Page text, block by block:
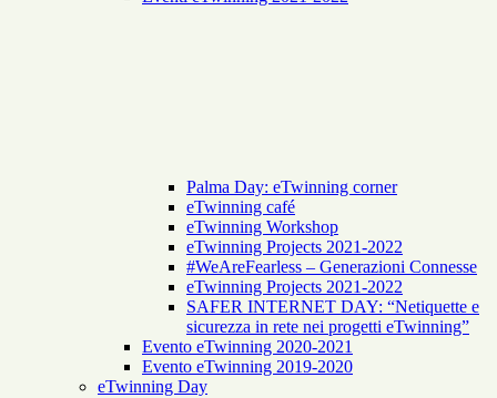
Palma Day: eTwinning corner
eTwinning café
eTwinning Workshop
eTwinning Projects 2021-2022
#WeAreFearless – Generazioni Connesse
eTwinning Projects 2021-2022
SAFER INTERNET DAY: “Netiquette e
sicurezza in rete nei progetti eTwinning”
Evento eTwinning 2020-2021
Evento eTwinning 2019-2020
eTwinning Day